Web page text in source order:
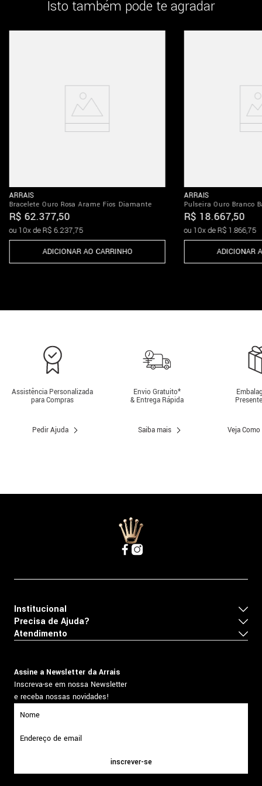
Isto também pode te agradar
ARRAIS
Bracelete Ouro Rosa Arame Fios Diamante
R$ 62.377,50
ou 10x deR$ 6.237,75
ADICIONAR AO CARRINHO
ARRAIS
Pulseira Ouro Branco
R$ 18.667,50
ou 10x deR$ 1.866,75
ADICIONAR
Assistência Personalizada
para Compras
Pedir Ajuda
Envio Gratuito*
& Entrega Rápida
Saiba mais Veja
Institucional
Precisa de Ajuda?
Atendimento
Assine a Newsletter da Arrais
Inscreva-se em nossa Newsletter
e receba nossas novidades!
inscrever-se